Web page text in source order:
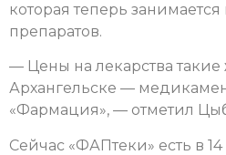
которая теперь
препаратов.
— Цены на лекарства такие
Архангельске —
«Фармация», — отметил
Сейчас «ФАПтеки» есть в 14